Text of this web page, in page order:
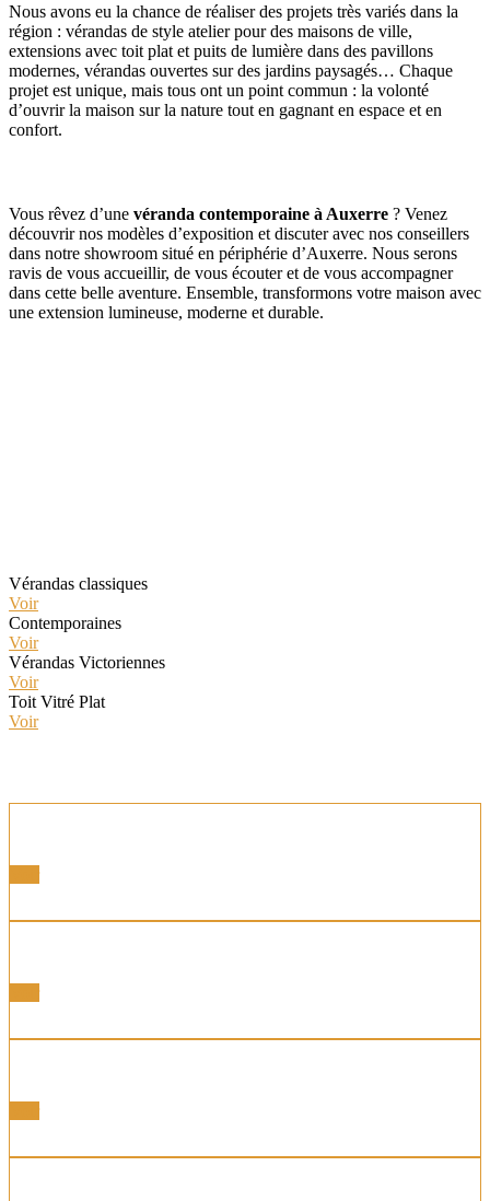
Nous avons eu la chance de réaliser des projets très variés dans la
région : vérandas de style atelier pour des maisons de ville,
extensions avec toit plat et puits de lumière dans des pavillons
modernes, vérandas ouvertes sur des jardins paysagés… Chaque
projet est unique, mais tous ont un point commun : la volonté
d’ouvrir la maison sur la nature tout en gagnant en espace et en
confort.
Vous rêvez d’une véranda contemporaine à Auxerre ? Venez
découvrir nos modèles d’exposition et discuter avec nos conseillers
dans notre showroom situé en périphérie d’Auxerre. Nous serons
ravis de vous accueillir, de vous écouter et de vous accompagner
dans cette belle aventure. Ensemble, transformons votre maison avec
une extension lumineuse, moderne et durable.
Vérandas classiques
Voir
Contemporaines
Voir
Vérandas Victoriennes
Voir
Toit Vitré Plat
Voir